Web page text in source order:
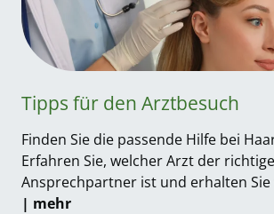
Tipps für den Arztbesuch
Finden Sie die passende Hilfe bei
Erfahren Sie, welcher Arzt der richtige
Ansprechpartner ist und erhalten Sie
| mehr